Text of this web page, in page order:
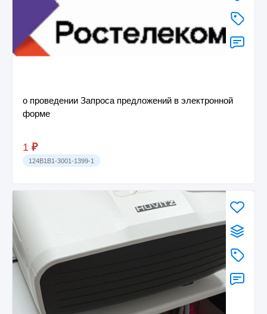
о проведении Запроса предложений в электронной
форме
1 ₽
124B1B1-3001-1399-1